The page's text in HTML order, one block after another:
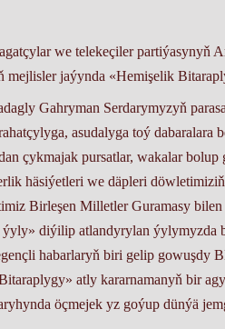
we telekeçiler partiýasynyň
mejlisler jaýynda «Hemişelik
Gahryman Serdarymyzyň
asudalyga toý
çykmajak pursatlar, wakalar
häsiýetleri we däpleri
Birleşen Milletler Guramasy
diýilip atlandyrylan ýylymyzda
habarlaryň biri gelip gowuşdy
atly kararnamanyň bir
öçmejek yz goýup dünýä